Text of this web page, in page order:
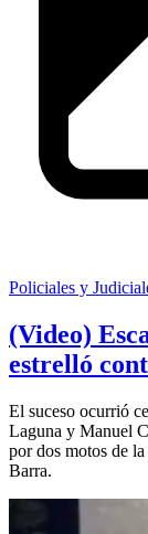
Policiales y
(Video)
estrelló
El suceso ocurrió
Laguna y Manuel
por dos motos de
Barra.